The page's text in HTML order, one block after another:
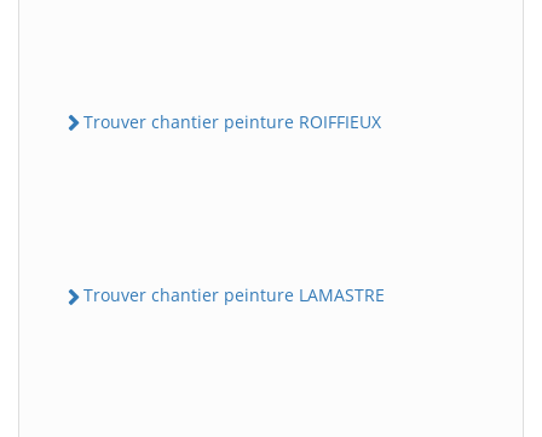
Trouver chantier peinture ROIFFIEUX
Trouver chantier peinture LAMASTRE